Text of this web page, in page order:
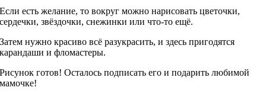
Если есть желание, то вокруг можно нарисовать цветочки,
сердечки, звёздочки, снежинки или что-то ещё.
Затем нужно красиво всё разукрасить, и здесь пригодятся
карандаши и фломастеры.
Рисунок готов! Осталось подписать его и подарить любимой
мамочке!